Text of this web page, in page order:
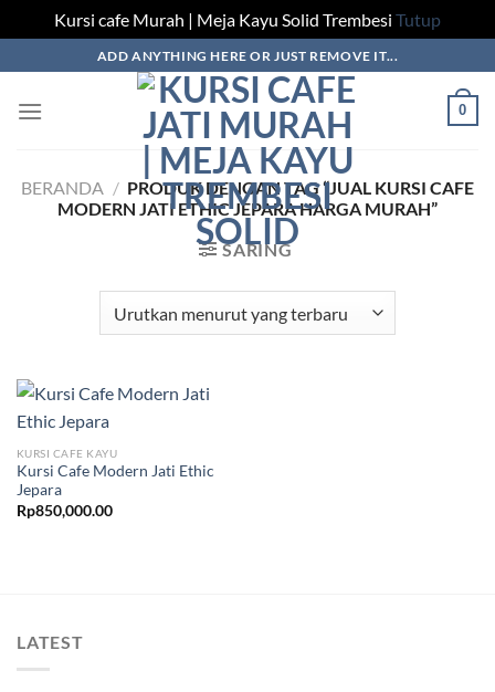
Kursi cafe Murah | Meja Kayu Solid Trembesi Tutup
to
content
ADD ANYTHING HERE OR JUST REMOVE IT...
0
BERANDA / PRODUK DENGAN TAG “JUAL KURSI CAFE
MODERN JATI ETHIC JEPARA HARGA MURAH”
SARING
KURSI CAFE KAYU
Kursi Cafe Modern Jati Ethic
Jepara
Rp850,000.00
LATEST